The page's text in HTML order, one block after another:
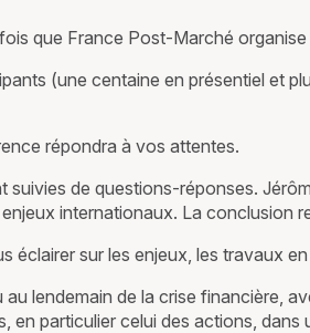
que France Post-Marché
(une centaine en présentiel et
répondra à vos attentes.
suivies de questions-réponses.
internationaux. La conclusion
éclairer sur les enjeux, les travaux
lendemain de la crise financière,
en particulier celui des actions,